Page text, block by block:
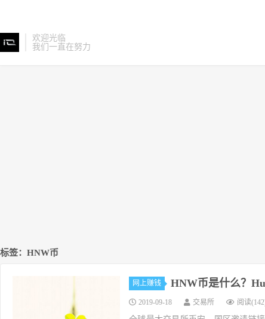
欢迎光临
我们一直在努力
标签：HNW币
网上赚钱 HNW币是什么？
2019-09-18 交易所 阅读